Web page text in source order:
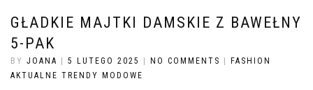
GŁADKIE MAJTKI DAMSKIE Z BAWEŁNY
5-PAK
BY JOANA 5 LUTEGO 2025 NO COMMENTS
FASHION
AKTUALNE TRENDY MODOWE